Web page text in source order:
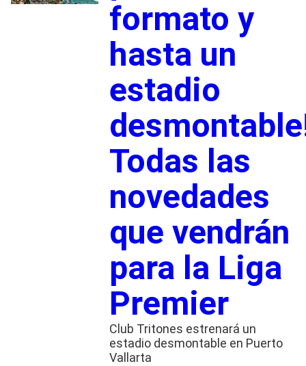
formato y
hasta un
estadio
Todas las
novedades
que vendrán
para la Liga
Premier
Club Tritones estrenará un
estadio desmontable en Puerto
Vallarta